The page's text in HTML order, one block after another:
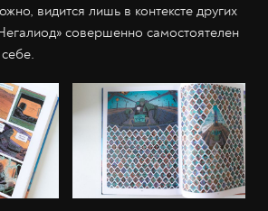
видится лишь в контексте других
совершенно самостоятелен